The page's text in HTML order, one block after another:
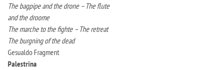
The bagpipe and the drone – The flute
and the droome
The marche to the fighte – The retreat
The burgning of the dead
Gesualdo Fragment
Palestrina